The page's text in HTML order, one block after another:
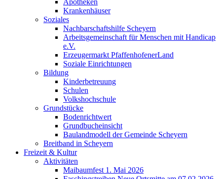
Apotheken
Krankenhäuser
Soziales
Nachbarschaftshilfe Scheyern
Arbeitsgemeinschaft für Menschen mit Handicap
e.V.
Erzeugermarkt PfaffenhofenerLand
Soziale Einrichtungen
Bildung
Kinderbetreuung
Schulen
Volkshochschule
Grundstücke
Bodenrichtwert
Grundbucheinsicht
Baulandmodell der Gemeinde Scheyern
Breitband in Scheyern
Freizeit & Kultur
Aktivitäten
Maibaumfest 1. Mai 2026